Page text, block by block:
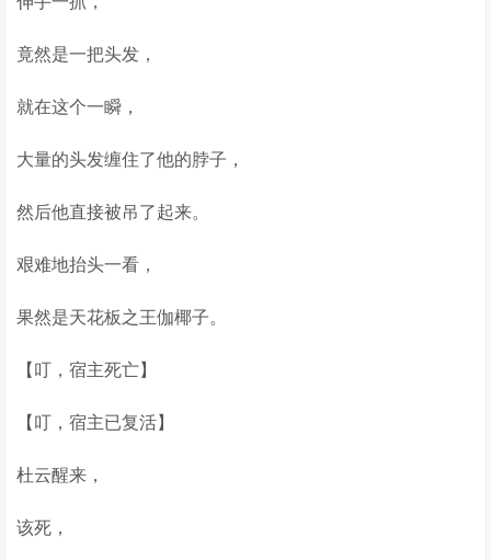
竟然是一把头发，
就在这个一瞬，
大量的头发缠住了他的脖子，
然后他直接被吊了起来。
艰难地抬头一看，
果然是天花板之王伽椰子。
【叮，宿主死亡】
【叮，宿主已复活】
杜云醒来，
该死，